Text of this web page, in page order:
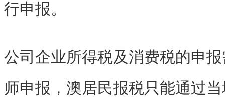
行申报。
公司企业所得税及消费税的申
师申报，澳居民报税只能通过